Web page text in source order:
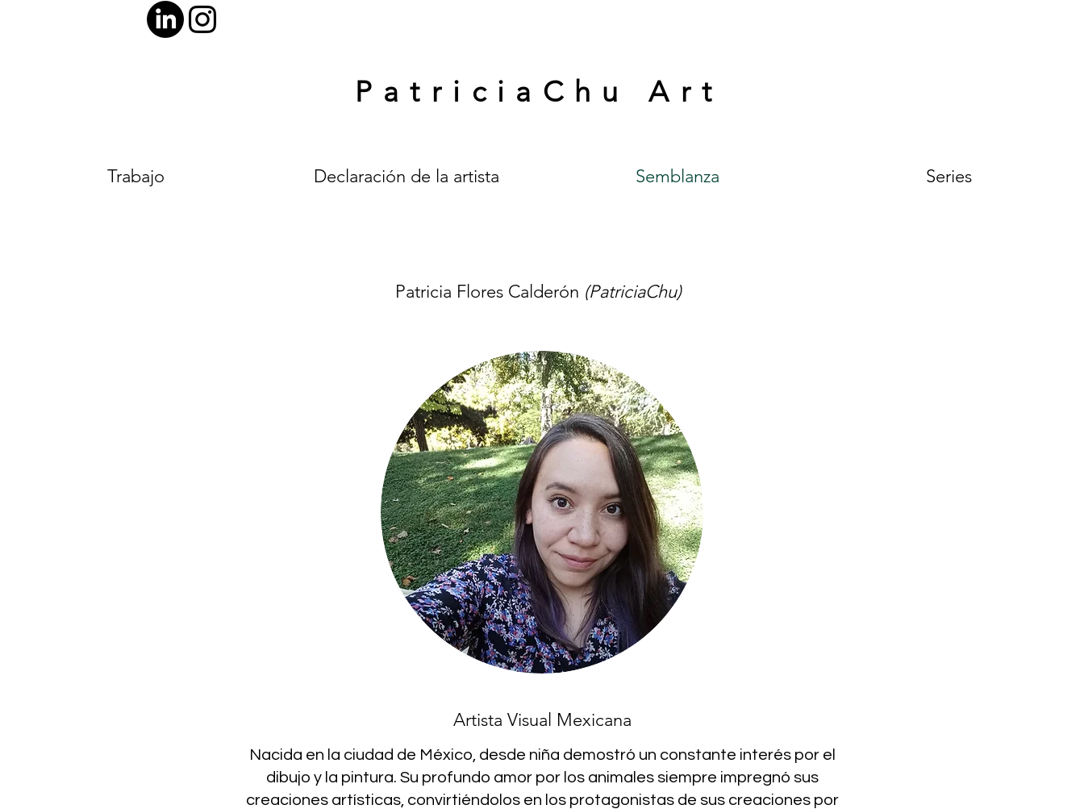
PatriciaChu Art
Trabajo Declaración de la artista Semblanza Series
Patricia Flores Calderón (PatriciaChu)
Artista Visual Mexicana
Nacida en la ciudad de México, desde niña demostró un constante interés por el
dibujo y la pintura. Su profundo amor por los animales siempre impregnó sus
creaciones artísticas, convirtiéndolos en los protagonistas de sus creaciones por